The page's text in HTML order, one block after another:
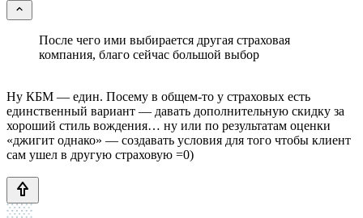
После чего ими выбирается другая страховая
компания, благо сейчас большой выбор
Ну КБМ — един. Посему в общем-то у страховых есть
единственный вариант — давать дополнительную скидку за
хороший стиль вождения… ну или по результатам оценки
«джигит однако» — создавать условия для того чтобы клиент
сам ушел в другую страховую =0)